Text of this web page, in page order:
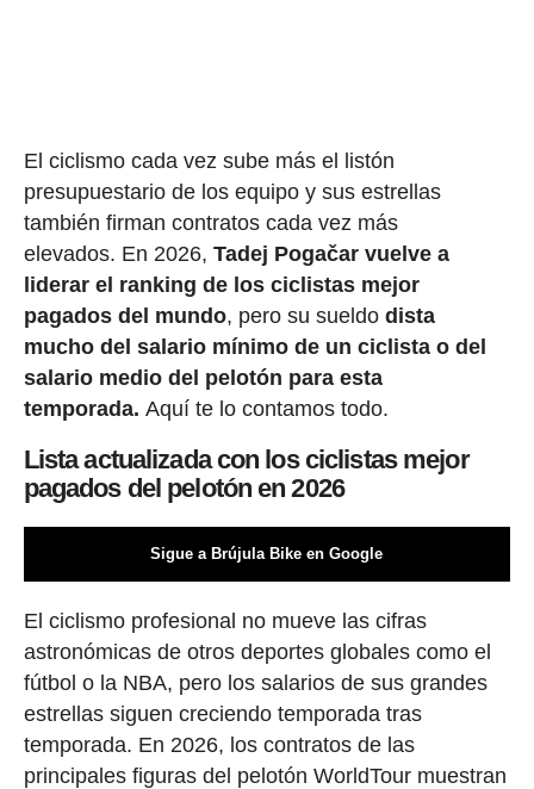
El ciclismo cada vez sube más el listón
presupuestario de los equipo y sus estrellas
también firman contratos cada vez más
elevados. En 2026, Tadej Pogačar vuelve a
liderar el ranking de los ciclistas mejor
pagados del mundo, pero su sueldo dista
mucho del salario mínimo de un ciclista o del
salario medio del pelotón para esta
temporada. Aquí te lo contamos todo.
Lista actualizada con los ciclistas mejor
pagados del pelotón en 2026
Sigue a Brújula Bike en Google
El ciclismo profesional no mueve las cifras
astronómicas de otros deportes globales como el
fútbol o la NBA, pero los salarios de sus grandes
estrellas siguen creciendo temporada tras
temporada. En 2026, los contratos de las
principales figuras del pelotón WorldTour muestran